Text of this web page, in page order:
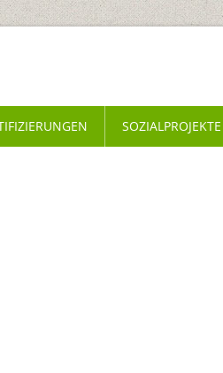
SOZIALPROJEKTE